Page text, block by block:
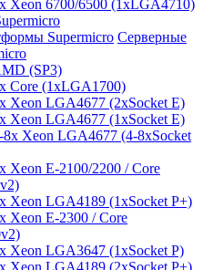
Xeon 6700/6500 (1xLGA4710)
Серверные
(SP3)
Core (1xLGA1700)
Xeon LGA4677 (2xSocket E)
Xeon LGA4677 (1xSocket E)
8x Xeon LGA4677 (4-8xSocket
Xeon E-2100/2200 / Core
Xeon LGA4189 (1xSocket P+)
Xeon E-2300 / Core
Xeon LGA3647 (1xSocket P)
Xeon LGA4189 (2xSocket P+)